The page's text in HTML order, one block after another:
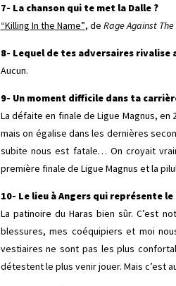
7- La chanson qui te met la Dalle ?
“Killing In the Name”, de Rage Against
8- Lequel de tes adversaires rivalise
Aucun.
9- Un moment difficile dans ta
La défaite en finale de Ligue Magnus, en
mais on égalise dans les dernières
subite nous est fatale… On croyait
première finale de Ligue Magnus et la
10- Le lieu à Angers qui représente
La patinoire du Haras bien sûr. C’est
blessures, mes coéquipiers et moi
vestiaires ne sont pas les plus
détestent le plus venir jouer. Mais c’est